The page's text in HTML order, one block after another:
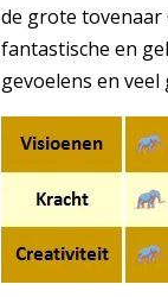
de grote tovenaar
fantastische en
gevoelens en veel